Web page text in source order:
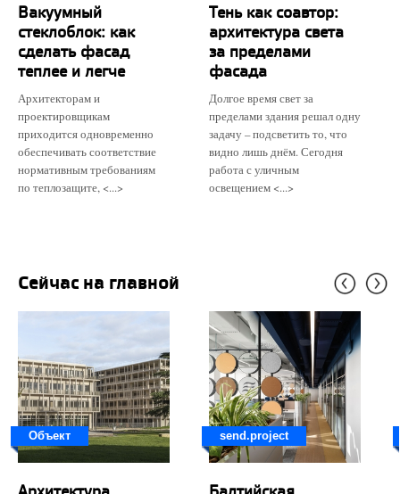
Вакуумный
стеклоблок: как
сделать фасад
теплее и легче
Архитекторам и
проектировщикам
приходится одновременно
обеспечивать соответствие
нормативным требованиям
по теплозащите, <...>
Тень как соавтор:
архитектура света
за пределами
фасада
Долгое время свет за
пределами здания решал одну
задачу – подсветить то, что
видно лишь днём. Сегодня
работа с уличным
освещением <...>
Сейчас на главной
Объект send.project